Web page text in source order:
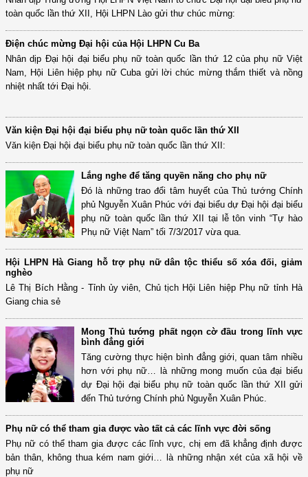
toàn quốc lần thứ XII, Hội LHPN Lào gửi thư chúc mừng:
Điện chúc mừng Đại hội của Hội LHPN Cu Ba
Nhân dịp Đại hội đại biểu phụ nữ toàn quốc lần thứ 12 của phụ nữ Việt
Nam, Hội Liên hiệp phụ nữ Cuba gửi lời chúc mừng thắm thiết và nồng
nhiệt nhất tới Đại hội.
Văn kiện Đại hội đại biểu phụ nữ toàn quốc lần thứ XII
Văn kiện Đại hội đại biểu phụ nữ toàn quốc lần thứ XII:
Lắng nghe để tăng quyền năng cho phụ nữ
Đó là những trao đổi tâm huyết của Thủ tướng Chính
phủ Nguyễn Xuân Phúc với đại biểu dự Đại hội đại biểu
phụ nữ toàn quốc lần thứ XII tại lễ tôn vinh “Tự hào
Phụ nữ Việt Nam” tối 7/3/2017 vừa qua.
Hội LHPN Hà Giang hỗ trợ phụ nữ dân tộc thiểu số xóa đối, giảm
nghèo
Lê Thị Bích Hằng - Tỉnh ủy viên, Chủ tịch Hội Liên hiệp Phụ nữ tỉnh Hà
Giang chia sẻ
Mong Thủ tướng phất ngọn cờ đầu trong lĩnh vực
bình đẳng giới
Tăng cường thực hiện bình đẳng giới, quan tâm nhiều
hơn với phụ nữ… là những mong muốn của đại biểu
dự Đại hội đại biểu phụ nữ toàn quốc lần thứ XII gửi
đến Thủ tướng Chính phủ Nguyễn Xuân Phúc.
Phụ nữ có thể tham gia được vào tất cả các lĩnh vực đời sống
Phụ nữ có thể tham gia được các lĩnh vực, chị em đã khẳng định được
bản thân, không thua kém nam giới… là những nhận xét của xã hội về
phụ nữ